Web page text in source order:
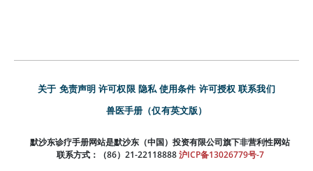
关于 免责声明 许可权限 隐私 使用条件 许可授权 联系我们
兽医手册（仅有英文版）
默沙东诊疗手册网站是默沙东（中国）投资有限公司旗下非营利性网站
联系方式：（86）21-22118888 沪ICP备13026779号-7